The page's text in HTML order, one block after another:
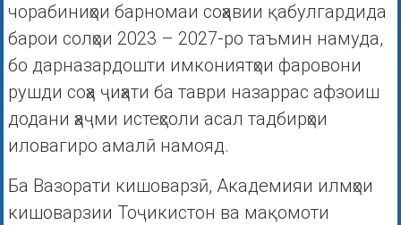
чорабиниҳои барномаи соҳавии қабулгардида
барои солҳои 2023 – 2027-ро таъмин намуда,
бо дарназардошти имкониятҳои фаровони
рушди соҳа ҷиҳати ба таври назаррас афзоиш
додани ҳаҷми истеҳсоли асал тадбирҳои
иловагиро амалӣ намояд.
Ба Вазорати кишоварзӣ, Академияи илмҳои
кишоварзии Тоҷикистон ва мақомоти